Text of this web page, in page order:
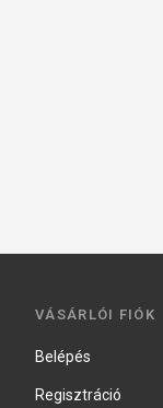
VÁSÁRLÓI FIÓK
Belépés
Regisztráció